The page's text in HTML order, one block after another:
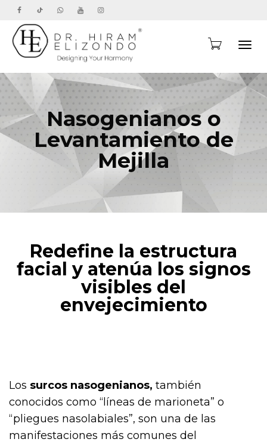
Nasogenianos o
Levantamiento de
Mejilla
Redefine la estructura
facial y atenúa los signos
visibles del
envejecimiento
Los surcos nasogenianos, también
conocidos como “líneas de marioneta” o
“pliegues nasolabiales”, son una de las
manifestaciones más comunes del